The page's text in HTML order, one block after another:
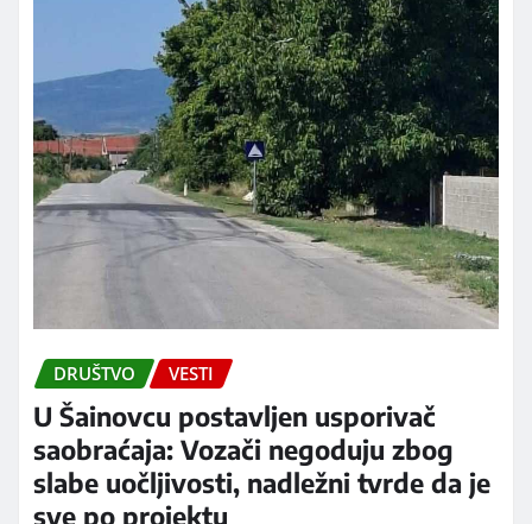
DRUŠTVO VESTI
U Šainovcu postavljen usporivač
saobraćaja: Vozači negoduju zbog
slabe uočljivosti, nadležni tvrde da je
sve po projektu